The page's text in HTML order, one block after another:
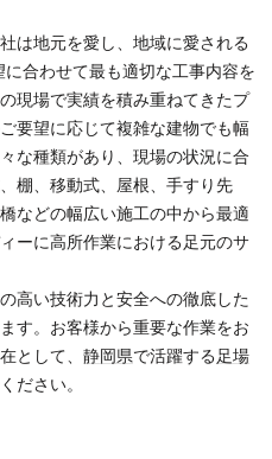
は地元を愛し、地域に愛される
合わせて最も適切な工事内容を
現場で実績を積み重ねてきたプ
要望に応じて複雑な建物でも幅
な種類があり、現場の状況に合
棚、移動式、屋根、手すり先
などの幅広い施工の中から最適
ーに高所作業における足元のサ
高い技術力と安全への徹底した
す。お客様から重要な作業をお
として、 静岡県で活躍する足場
ださい。